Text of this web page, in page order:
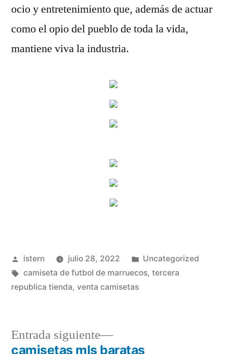
ocio y entretenimiento que, además de actuar
como el opio del pueblo de toda la vida,
mantiene viva la industria.
Publicado
por
istern julio 28, 2022
Publicado
en
Uncategorized
Etiquetas:
camiseta de futbol de marruecos, tercera
republica tienda, venta camisetas
Entrada siguiente
Entrada
siguiente:
camisetas mls baratas